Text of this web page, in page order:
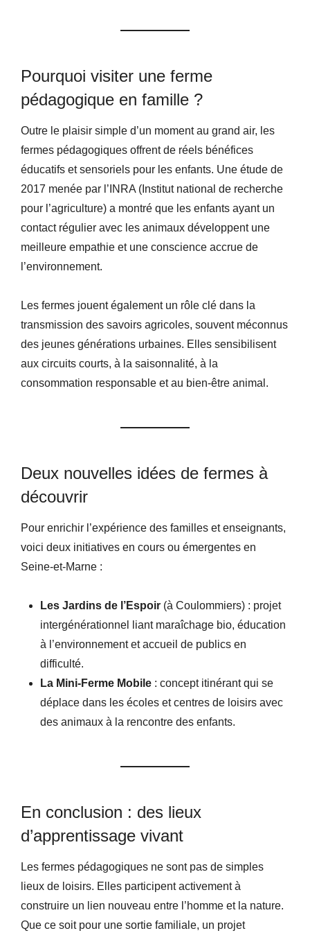
Pourquoi visiter une ferme
pédagogique en famille ?
Outre le plaisir simple d’un moment au grand air, les
fermes pédagogiques offrent de réels bénéfices
éducatifs et sensoriels pour les enfants. Une étude de
2017 menée par l’INRA (Institut national de recherche
pour l’agriculture) a montré que les enfants ayant un
contact régulier avec les animaux développent une
meilleure empathie et une conscience accrue de
l’environnement.
Les fermes jouent également un rôle clé dans la
transmission des savoirs agricoles, souvent méconnus
des jeunes générations urbaines. Elles sensibilisent
aux circuits courts, à la saisonnalité, à la
consommation responsable et au bien-être animal.
Deux nouvelles idées de fermes à
découvrir
Pour enrichir l’expérience des familles et enseignants,
voici deux initiatives en cours ou émergentes en
Seine-et-Marne :
Les Jardins de l’Espoir (à Coulommiers) : projet
intergénérationnel liant maraîchage bio, éducation
à l’environnement et accueil de publics en
difficulté.
La Mini-Ferme Mobile : concept itinérant qui se
déplace dans les écoles et centres de loisirs avec
des animaux à la rencontre des enfants.
En conclusion : des lieux
d’apprentissage vivant
Les fermes pédagogiques ne sont pas de simples
lieux de loisirs. Elles participent activement à
construire un lien nouveau entre l’homme et la nature.
Que ce soit pour une sortie familiale, un projet